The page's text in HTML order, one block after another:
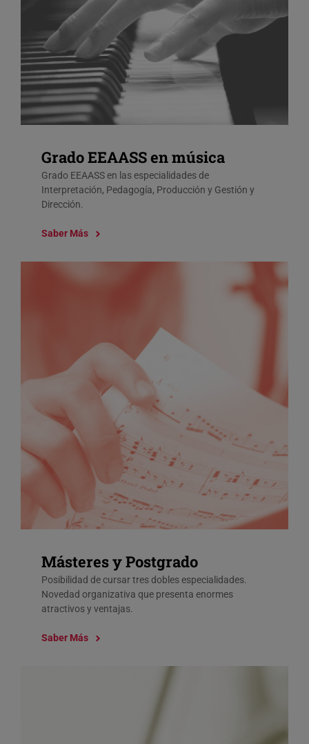
Grado EEAASS en música
Grado EEAASS en las especialidades de
Interpretación, Pedagogía, Producción y Gestión y
Dirección.
Saber Más
Másteres y Postgrado
Posibilidad de cursar tres dobles especialidades.
Novedad organizativa que presenta enormes
atractivos y ventajas.
Saber Más